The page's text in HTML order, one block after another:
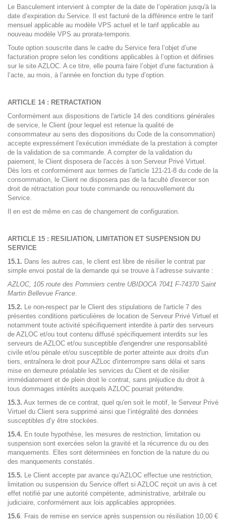
Le Basculement intervient à compter de la date de l’opération jusqu'à la
date d’expiration du Service. Il est facturé de la différence entre le tarif
mensuel applicable au modèle VPS actuel et le tarif applicable au
nouveau modèle VPS au prorata-temporis.
Toute option souscrite dans le cadre du Service fera l’objet d’une
facturation propre selon les conditions applicables à l’option et définies
sur le site AZLOC. A ce titre, elle pourra faire l’objet d’une facturation à
l’acte, au mois, à l’année en fonction du type d’option.
ARTICLE 14 : RETRACTATION
Conformément aux dispositions de l'article 14 des conditions générales
de service, le Client (pour lequel est retenue la qualité de
consommateur au sens des dispositions du Code de la consommation)
accepte expressément l'exécution immédiate de la prestation à compter
de la validation de sa commande. A compter de la validation du
paiement, le Client disposera de l'accès à son Serveur Privé Virtuel.
Dès lors et conformément aux termes de l'article 121-21-8 du code de la
consommation, le Client ne disposera pas de la faculté d'exercer son
droit de rétractation pour toute commande ou renouvellement du
Service.
Il en est de même en cas de changement de configuration.
ARTICLE 15 : RESILIATION, LIMITATION ET SUSPENSION DU
SERVICE
15.1. Dans les autres cas, le client est libre de résilier le contrat par
simple envoi postal de la demande qui se trouve à l’adresse suivante :
AZLOC, 105 route des Pommiers centre UBIDOCA 7041 F-74370 Saint
Martin Bellevue France.
15.2. Le non-respect par le Client des stipulations de l'article 7 des
présentes conditions particulières de location de Serveur Privé Virtuel et
notamment toute activité spécifiquement interdite à partir des serveurs
de AZLOC et/ou tout contenu diffusé spécifiquement interdits sur les
serveurs de AZLOC et/ou susceptible d'engendrer une responsabilité
civile et/ou pénale et/ou susceptible de porter atteinte aux droits d'un
tiers, entraînera le droit pour AZLoc d'interrompre sans délai et sans
mise en demeure préalable les services du Client et de résilier
immédiatement et de plein droit le contrat, sans préjudice du droit à
tous dommages intérêts auxquels AZLOC pourrait prétendre.
15.3. Aux termes de ce contrat, quel qu'en soit le motif, le Serveur Privé
Virtuel du Client sera supprimé ainsi que l’intégralité des données
susceptibles d’y être stockées.
15.4. En toute hypothèse, les mesures de restriction, limitation ou
suspension sont exercées selon la gravité et la récurrence du ou des
manquements. Elles sont déterminées en fonction de la nature du ou
des manquements constatés.
15.5. Le Client accepte par avance qu’AZLOC effectue une restriction,
limitation ou suspension du Service offert si AZLOC reçoit un avis à cet
effet notifié par une autorité compétente, administrative, arbitrale ou
judiciaire, conformément aux lois applicables appropriées.
15.6. Frais de remise en service après suspension ou résiliation 10,00 €